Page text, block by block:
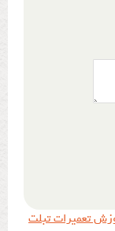
تعمیرات تبلت